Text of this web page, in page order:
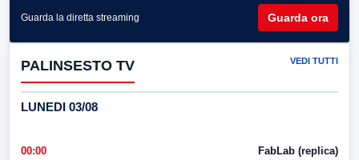
Guarda la diretta streaming Guarda ora
PALINSESTO TV VEDI TUTTI
LUNEDI 03/08
00:00 FabLab (replica)